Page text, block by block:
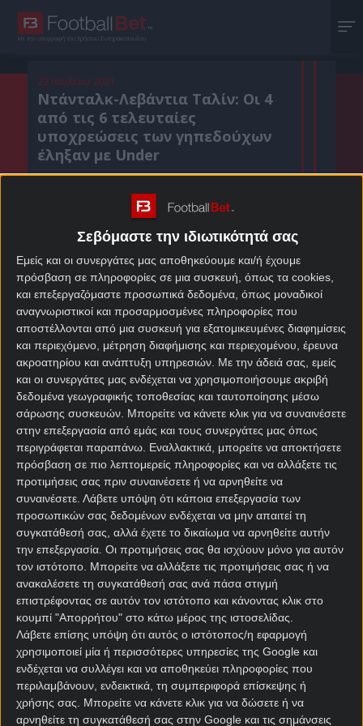
Σεβόμαστε την ιδιωτικότητά σας
Εμείς και οι συνεργάτες μας αποθηκεύουμε και/ή έχουμε
πρόσβαση σε πληροφορίες σε μια συσκευή, όπως τα cookies,
και επεξεργαζόμαστε προσωπικά δεδομένα, όπως μοναδικοί
αναγνωριστικοί και προσαρμοσμένες πληροφορίες που
αποστέλλονται από μια συσκευή για εξατομικευμένες διαφημίσεις
και περιεχόμενο, μέτρηση διαφήμισης και περιεχομένου, έρευνα
ακροατηρίου και ανάπτυξη υπηρεσιών. Με την άδειά σας, εμείς
και οι συνεργάτες μας ενδέχεται να χρησιμοποιήσουμε ακριβή
δεδομένα γεωγραφικής τοποθεσίας και ταυτοποίησης μέσω
σάρωσης συσκευών. Μπορείτε να κάνετε κλικ για να συναινέσετε
στην επεξεργασία από εμάς και τους συνεργάτες μας όπως
περιγράφεται παραπάνω. Εναλλακτικά, μπορείτε να αποκτήσετε
πρόσβαση σε πιο λεπτομερείς πληροφορίες και να αλλάξετε τις
προτιμήσεις σας πριν συναινέσετε ή να αρνηθείτε να
συναινέσετε. Λάβετε υπόψη ότι κάποια επεξεργασία των
προσωπικών σας δεδομένων ενδέχεται να μην απαιτεί τη
συγκατάθεσή σας, αλλά έχετε το δικαίωμα να αρνηθείτε αυτήν
την επεξεργασία. Οι προτιμήσεις σας θα ισχύουν μόνο για αυτόν
τον ιστότοπο. Μπορείτε να αλλάξετε τις προτιμήσεις σας ή να
ανακαλέσετε τη συγκατάθεσή σας ανά πάσα στιγμή
επιστρέφοντας σε αυτόν τον ιστότοπο και κάνοντας κλικ στο
κουμπί "Απορρήτου" στο κάτω μέρος της ιστοσελίδας.
Λάβετε επίσης υπόψη ότι αυτός ο ιστότοπος/η εφαρμογή
χρησιμοποιεί μία ή περισσότερες υπηρεσίες της Google και
ενδέχεται να συλλέγει και να αποθηκεύει πληροφορίες που
περιλαμβάνουν, ενδεικτικά, τη συμπεριφορά επίσκεψης ή
χρήσης σας. Μπορείτε να κάνετε κλικ για να δώσετε ή να
αρνηθείτε τη συγκατάθεσή σας στην Google και τις σημάνσεις
Με την υπογραφή του Χρήστου Σωτηρακόπουλου
22 Ιουλίου 2021
Ντάνταλκ-Λεβάντια Ταλίν: Οι 4
από τις 6 τελευταίες
υποχρεώσεις των γηπεδούχων
έληξαν με Under
Κοιν. :
Πρόσθεσε το Footballbet.gr στην Google
ΣΤΟΙΧΗΜΑΤΙΚΕΣ ΠΡΟΣΦΟΡΕΣ *
Αρχική Σελίδα
Χρήστος Σωτηρακόπουλος
Προγνωστικά
Βαθμολογίες - Στατιστικά
Κουπόνι
Πρόγραμμα TV
Προσφορές*
Για όλες τιςΠροσφορές: *Ισχύουν όροι και